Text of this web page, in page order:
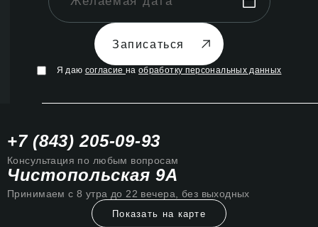
Записаться
Я даю согласие наобработку персональных данных
+7 (843) 205-09-93
Консультация по любым вопросам
Чистопольская 9А
Принимаем с 8 утра до 22 вечера, без выходных
Показать на карте